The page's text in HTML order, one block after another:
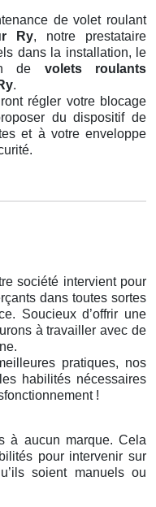
de volet roulant
Ry, notre prestataire
dans la installation, le
de volets roulants
.
régler votre blocage
du dispositif de
et à votre enveloppe
société intervient pour
dans toutes sortes
Soucieux d’offrir une
à travailler avec de
pratiques, nos
habilités nécessaires
!
à aucun marque. Cela
pour intervenir sur
soient manuels ou